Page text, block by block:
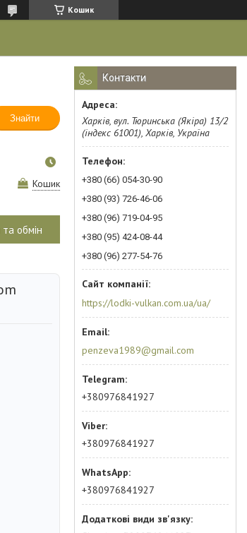
Кошик
Знайти
Кошик
обмін
Контакти
Харків, вул. Тюринська (Якіра) 13/2
(індекс 61001), Харків, Україна
+380 (66) 054-30-90
+380 (93) 726-46-06
+380 (96) 719-04-95
+380 (95) 424-08-44
+380 (96) 277-54-76
https://lodki-vulkan.com.ua/ua/
penzeva1989@gmail.com
+380976841927
+380976841927
+380976841927